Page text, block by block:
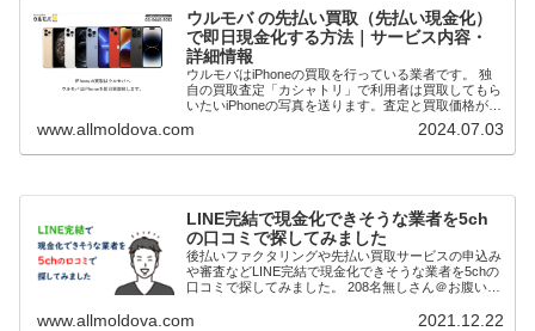
ウルモバ の先払い買取（先払い現金化）
で即日現金化する方法｜サービス内容・
詳細情報
ウルモバはiPhoneの買取を行っている業者です。 独
自の買取査定「カシャトリ」で利用者は買取してもら
いたいiPhoneの写真を送ります。査定と買取価格が確
定次第先払いで現金買取してもらうことで即日現金化
（最短20分）が可能です。 本記事で...
www.allmoldova.com 2024.07.03
LINE完結で現金化できそうな業者を5ch
の口コミで探してみました
後払いファクタリングや先払い買取サービスの申込み
や審査などLINE完結で現金化できそうな業者を5chの
口コミで探してみました。 208名無しさん＠お腹いっ
www.allmoldova.com 2021.12.22